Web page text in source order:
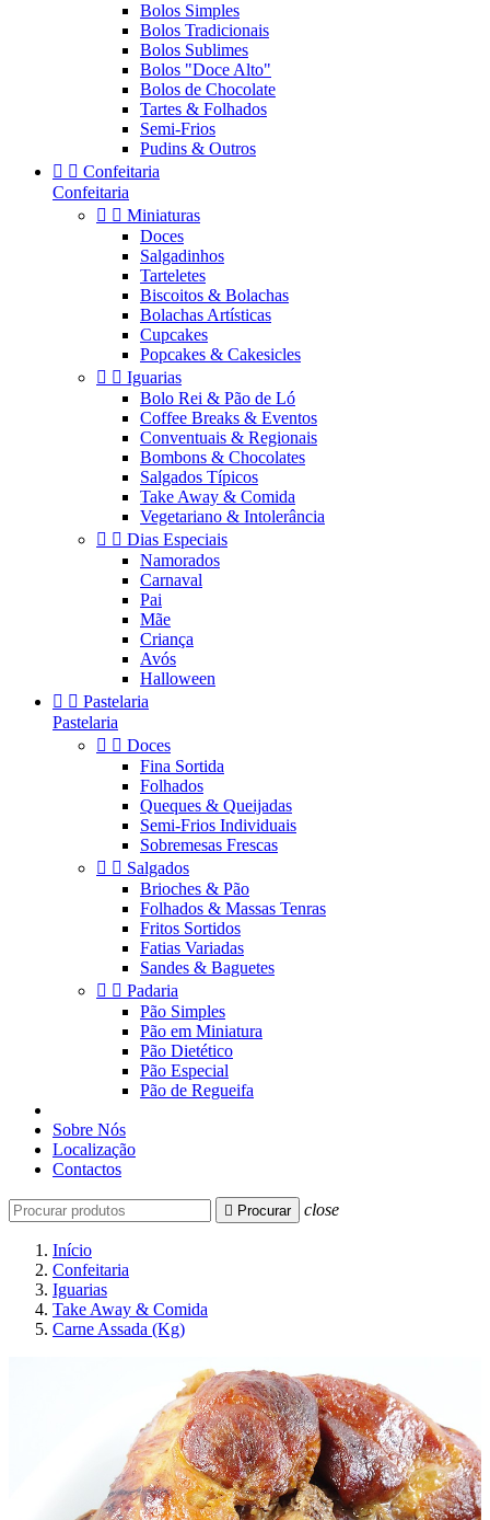
Bolos Simples
Bolos Tradicionais
Bolos Sublimes
Bolos "Doce Alto"
Bolos de Chocolate
Tartes & Folhados
Semi-Frios
Pudins & Outros
  Confeitaria
Confeitaria
  Miniaturas
Doces
Salgadinhos
Tarteletes
Biscoitos & Bolachas
Bolachas Artísticas
Cupcakes
Popcakes & Cakesicles
  Iguarias
Bolo Rei & Pão de Ló
Coffee Breaks & Eventos
Conventuais & Regionais
Bombons & Chocolates
Salgados Típicos
Take Away & Comida
Vegetariano & Intolerância
  Dias Especiais
Namorados
Carnaval
Pai
Mãe
Criança
Avós
Halloween
  Pastelaria
Pastelaria
  Doces
Fina Sortida
Folhados
Queques & Queijadas
Semi-Frios Individuais
Sobremesas Frescas
  Salgados
Brioches & Pão
Folhados & Massas Tenras
Fritos Sortidos
Fatias Variadas
Sandes & Baguetes
  Padaria
Pão Simples
Pão em Miniatura
Pão Dietético
Pão Especial
Pão de Regueifa
Sobre Nós
Localização
Contactos
 Procurar close
Início
Confeitaria
Iguarias
Take Away & Comida
Carne Assada (Kg)